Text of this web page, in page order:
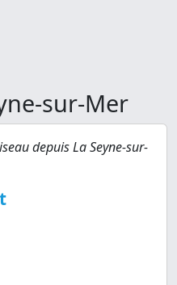
sur-Mer
depuis La Seyne-sur-